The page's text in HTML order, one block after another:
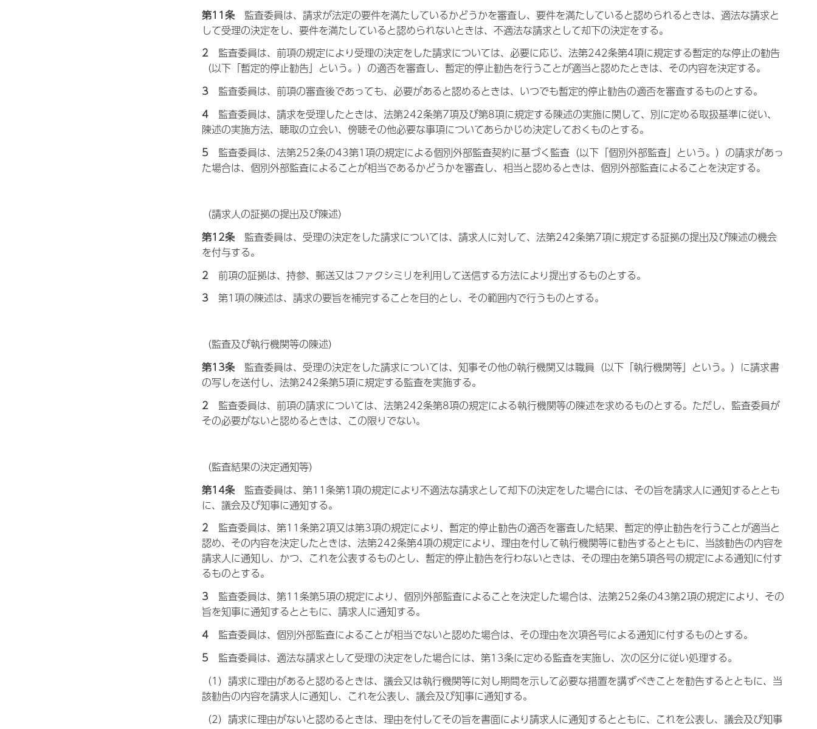
第11条
監査委員は、請求が法定の要件を満たしているかどうかを審査し、要件を満たしていると認められるときは、適法な請求と
して受理の決定をし、要件を満たしていると認められないときは、不適法な請求として却下の決定をする。
2
監査委員は、前項の規定により受理の決定をした請求については、必要に応じ、法第242条第4項に規定する暫定的な停止の勧告
（以下「暫定的停止勧告」という。）の適否を審査し、暫定的停止勧告を行うことが適当と認めたときは、その内容を決定する。
3
監査委員は、前項の審査後であっても、必要があると認めるときは、いつでも暫定的停止勧告の適否を審査するものとする。
4
監査委員は、請求を受理したときは、法第242条第7項及び第8項に規定する陳述の実施に関して、別に定める取扱基準に従い、
陳述の実施方法、聴取の立会い、傍聴その他必要な事項についてあらかじめ決定しておくものとする。
5
監査委員は、法第252条の43第1項の規定による個別外部監査契約に基づく監査（以下「個別外部監査」という。）の請求があっ
た場合は、個別外部監査によることが相当であるかどうかを審査し、相当と認めるときは、個別外部監査によることを決定する。
（請求人の証拠の提出及び陳述）
第12条
監査委員は、受理の決定をした請求については、請求人に対して、法第242条第7項に規定する証拠の提出及び陳述の機会
を付与する。
2
前項の証拠は、持参、郵送又はファクシミリを利用して送信する方法により提出するものとする。
3
第1項の陳述は、請求の要旨を補完することを目的とし、その範囲内で行うものとする。
（監査及び執行機関等の陳述）
第13条
監査委員は、受理の決定をした請求については、知事その他の執行機関又は職員（以下「執行機関等」という。）に請求書
の写しを送付し、法第242条第5項に規定する監査を実施する。
2
監査委員は、前項の請求については、法第242条第8項の規定による執行機関等の陳述を求めるものとする。ただし、監査委員が
その必要がないと認めるときは、この限りでない。
（監査結果の決定通知等）
第14条
監査委員は、第11条第1項の規定により不適法な請求として却下の決定をした場合には、その旨を請求人に通知するととも
に、議会及び知事に通知する。
2
監査委員は、第11条第2項又は第3項の規定により、暫定的停止勧告の適否を審査した結果、暫定的停止勧告を行うことが適当と
認め、その内容を決定したときは、法第242条第4項の規定により、理由を付して執行機関等に勧告するとともに、当該勧告の内容を
請求人に通知し、かつ、これを公表するものとし、暫定的停止勧告を行わないときは、その理由を第5項各号の規定による通知に付す
るものとする。
3
監査委員は、第11条第5項の規定により、個別外部監査によることを決定した場合は、法第252条の43第2項の規定により、その
旨を知事に通知するとともに、請求人に通知する。
4
監査委員は、個別外部監査によることが相当でないと認めた場合は、その理由を次項各号による通知に付するものとする。
5
監査委員は、適法な請求として受理の決定をした場合には、第13条に定める監査を実施し、次の区分に従い処理する。
（1）請求に理由があると認めるときは、議会又は執行機関等に対し期間を示して必要な措置を講ずべきことを勧告するとともに、当
該勧告の内容を請求人に通知し、これを公表し、議会及び知事に通知する。
（2）請求に理由がないと認めるときは、理由を付してその旨を書面により請求人に通知するとともに、これを公表し、議会及び知事